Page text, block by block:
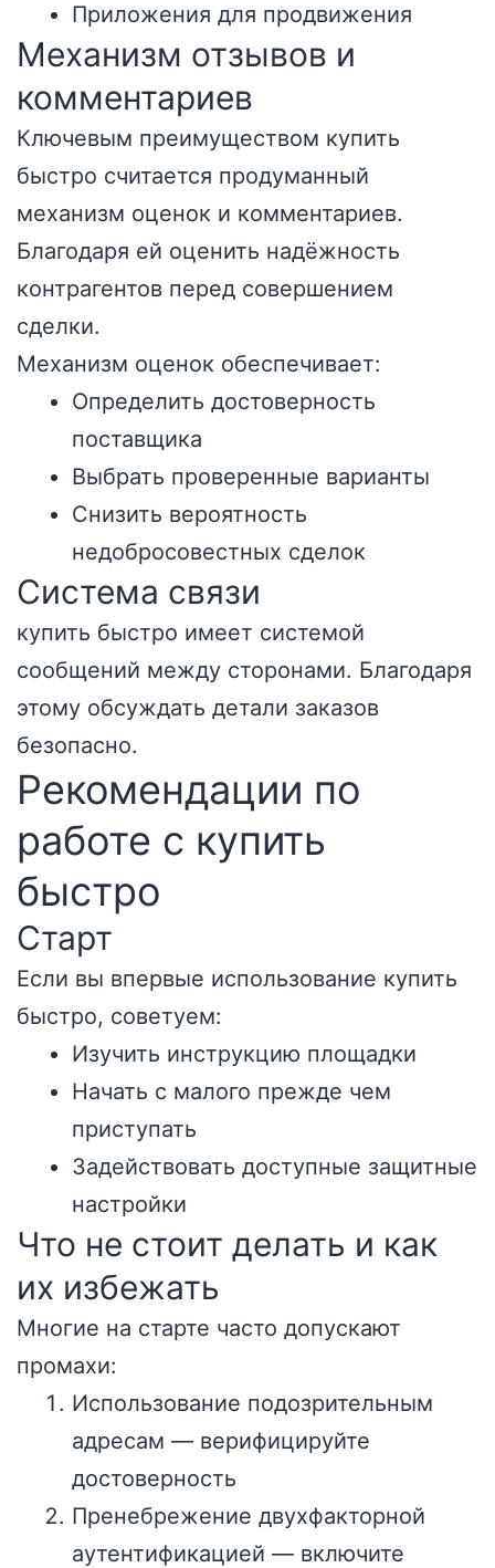
Приложения для продвижения
Механизм отзывов и
комментариев
Ключевым преимуществом купить
быстро считается продуманный
механизм оценок и комментариев.
Благодаря ей оценить надёжность
контрагентов перед совершением
сделки.
Механизм оценок обеспечивает:
Определить достоверность
поставщика
Выбрать проверенные варианты
Снизить вероятность
недобросовестных сделок
Система связи
купить быстро имеет системой
сообщений между сторонами. Благодаря
этому обсуждать детали заказов
безопасно.
Рекомендации по
работе с купить
быстро
Старт
Если вы впервые использование купить
быстро, советуем:
Изучить инструкцию площадки
Начать с малого прежде чем
приступать
Задействовать доступные защитные
настройки
Что не стоит делать и как
их избежать
Многие на старте часто допускают
промахи:
Использование подозрительным
адресам — верифицируйте
достоверность
Пренебрежение двухфакторной
аутентификацией — включите